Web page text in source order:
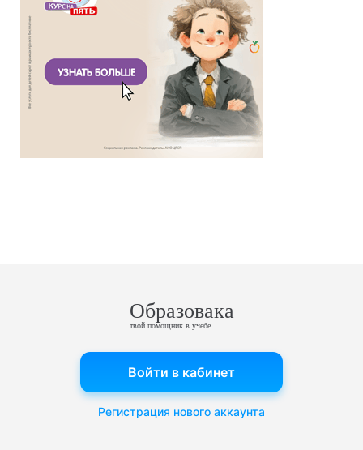
Образовака
твой помощник в учебе
Войти в кабинет
Регистрация нового аккаунта